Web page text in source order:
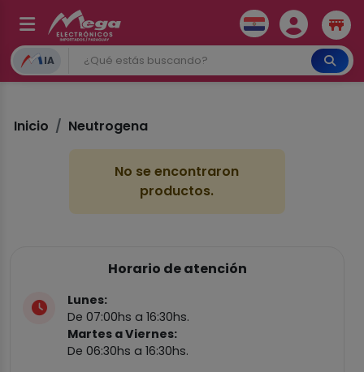
IA
Inicio Neutrogena
No se encontraron
productos.
Horario de atención
Lunes:
De 07:00hs a 16:30hs.
Martes a Viernes:
De 06:30hs a 16:30hs.